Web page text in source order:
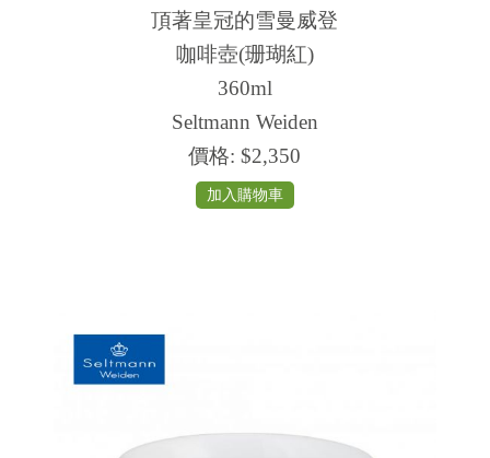
頂著皇冠的雪曼威登
咖啡壺(珊瑚紅)
360ml
Seltmann Weiden
價格: $2,350
加入購物車